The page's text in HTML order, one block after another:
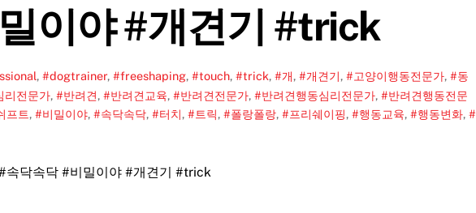
이야 #개견기 #trick
, #dogtrainer, #freeshaping, #touch, #trick, #개, #개견기, #고양이행동전문가, #동
리전문가, #반려견, #반려견교육, #반려견전문가, #반려견행동심리전문가, #반려견행동전문
프트, #비밀이야, #속닥속닥, #터치, #트릭, #폴랑폴랑, #프리쉐이핑, #행동교육, #행동변화, #
속닥속닥 #비밀이야 #개견기 #trick